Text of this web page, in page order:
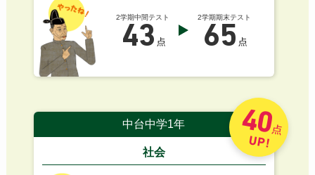
2学期中間テスト
43 点
2学期期末テスト
65 点
中台中学1年
社会
40点
UP!